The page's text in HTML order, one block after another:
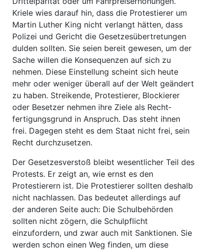
Kriele wies darauf hin, dass die Protestierer um
Martin Luther King nicht verlangt hätten, dass
Polizei und Gericht die Gesetzesübertretungen
dulden sollten. Sie seien bereit gewesen, um der
Sache willen die Konsequenzen auf sich zu
nehmen. Diese Einstellung scheint sich heute
mehr oder weniger überall auf der Welt geändert
zu haben. Streikende, Protestierer, Blockierer
oder Besetzer nehmen ihre Ziele als Recht­
fertigungsgrund in Anspruch. Das steht ihnen
frei. Dagegen steht es dem Staat nicht frei, sein
Recht durchzusetzen.
Der Gesetzesverstoß bleibt wesentlicher Teil des
Protests. Er zeigt an, wie ernst es den
Protestierern ist. Die Protestierer sollten deshalb
nicht nachlassen. Das bedeutet allerdings auf
der anderen Seite auch: Die Schulbehörden
sollten nicht zögern, die Schulpflicht
einzufordern, und zwar auch mit Sanktionen. Sie
werden schon einen Weg finden, um diese